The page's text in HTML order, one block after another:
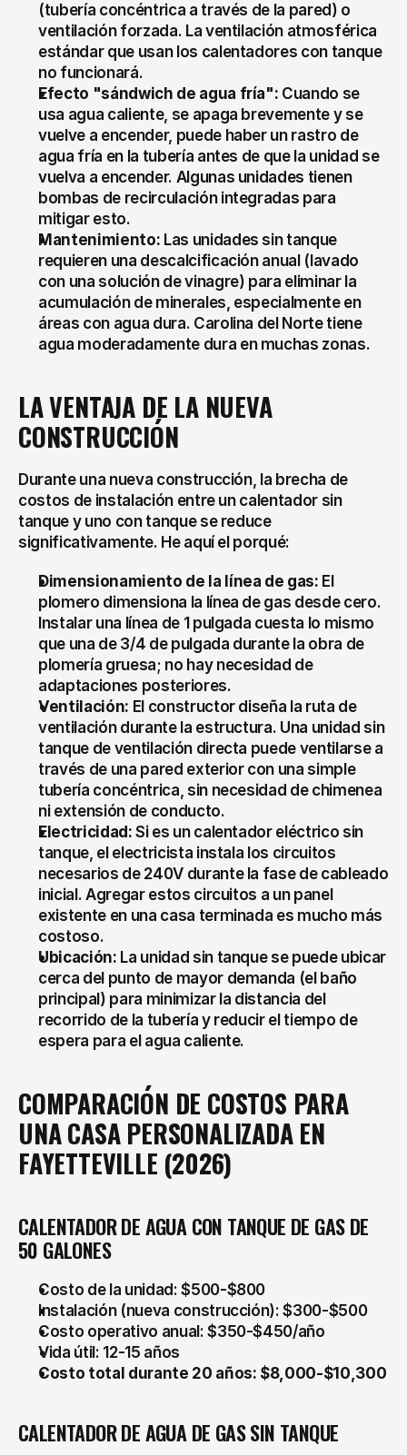
(tubería concéntrica a través de la pared) o
ventilación forzada. La ventilación atmosférica
estándar que usan los calentadores con tanque
no funcionará.
Efecto "sándwich de agua fría": Cuando se
usa agua caliente, se apaga brevemente y se
vuelve a encender, puede haber un rastro de
agua fría en la tubería antes de que la unidad se
vuelva a encender. Algunas unidades tienen
bombas de recirculación integradas para
mitigar esto.
Mantenimiento: Las unidades sin tanque
requieren una descalcificación anual (lavado
con una solución de vinagre) para eliminar la
acumulación de minerales, especialmente en
áreas con agua dura. Carolina del Norte tiene
agua moderadamente dura en muchas zonas.
LA VENTAJA DE LA NUEVA
CONSTRUCCIÓN
Durante una nueva construcción, la brecha de
costos de instalación entre un calentador sin
tanque y uno con tanque se reduce
significativamente. He aquí el porqué:
Dimensionamiento de la línea de gas: El
plomero dimensiona la línea de gas desde cero.
Instalar una línea de 1 pulgada cuesta lo mismo
que una de 3/4 de pulgada durante la obra de
plomería gruesa; no hay necesidad de
adaptaciones posteriores.
Ventilación: El constructor diseña la ruta de
ventilación durante la estructura. Una unidad sin
tanque de ventilación directa puede ventilarse a
través de una pared exterior con una simple
tubería concéntrica, sin necesidad de chimenea
ni extensión de conducto.
Electricidad: Si es un calentador eléctrico sin
tanque, el electricista instala los circuitos
necesarios de 240V durante la fase de cableado
inicial. Agregar estos circuitos a un panel
existente en una casa terminada es mucho más
costoso.
Ubicación: La unidad sin tanque se puede ubicar
cerca del punto de mayor demanda (el baño
principal) para minimizar la distancia del
recorrido de la tubería y reducir el tiempo de
espera para el agua caliente.
COMPARACIÓN DE COSTOS PARA
UNA CASA PERSONALIZADA EN
FAYETTEVILLE (2026)
CALENTADOR DE AGUA CON TANQUE DE GAS DE
50 GALONES
Costo de la unidad: $500-$800
Instalación (nueva construcción): $300-$500
Costo operativo anual: $350-$450/año
Vida útil: 12-15 años
Costo total durante 20 años: $8,000-$10,300
CALENTADOR DE AGUA DE GAS SIN TANQUE